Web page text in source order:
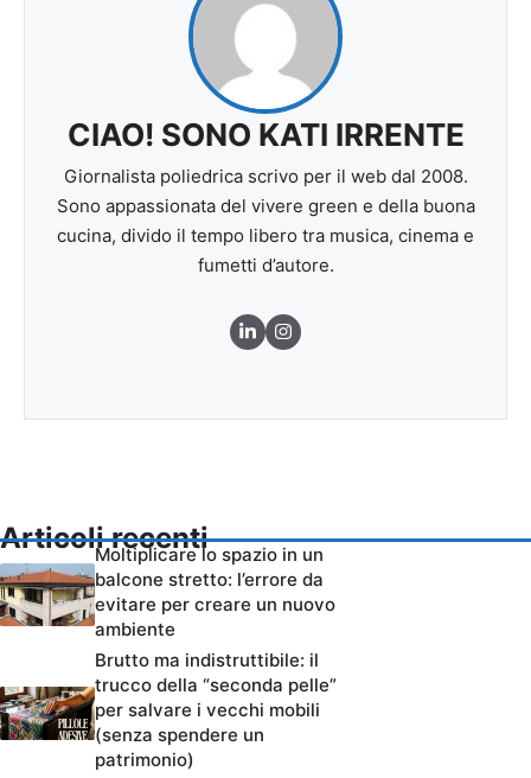
CIAO! SONO KATI IRRENTE
Giornalista poliedrica scrivo per il web dal 2008.
Sono appassionata del vivere green e della buona
cucina, divido il tempo libero tra musica, cinema e
fumetti d’autore.
Articoli recenti
Moltiplicare lo spazio in un
balcone stretto: l’errore da
evitare per creare un nuovo
ambiente
Brutto ma indistruttibile: il
trucco della “seconda pelle”
per salvare i vecchi mobili
(senza spendere un
patrimonio)